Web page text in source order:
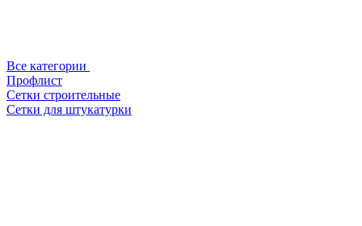
Все категории
Профлист
Сетки строительные
Сетки для штукатурки